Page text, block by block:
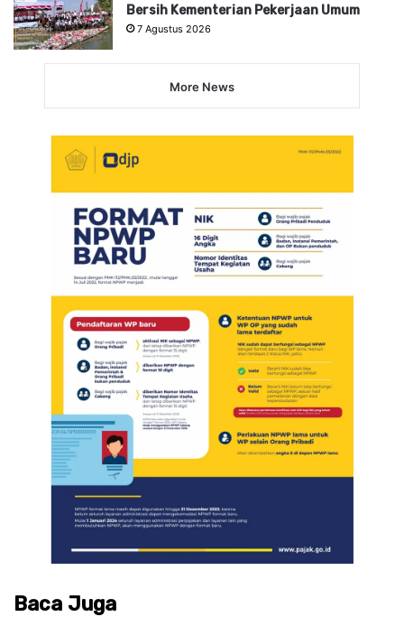
Bersih Kementerian Pekerjaan Umum
7 Agustus 2026
More News
Baca Juga